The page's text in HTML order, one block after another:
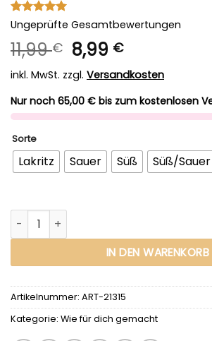
Bewertet
mit
von
5, basierend
auf
1
Kundenbewertung
Ungeprüfte Gesamtbewertungen
11,99€ Ursprünglicher
Preis
war:
11,99 €
8,99 €Aktueller
Preis
ist:
8,99 €.
inkl. MwSt. zzgl. Versandkosten
Nur noch 65,00 € bis zum kostenlosen
Sorte
Lakritz Sauer Süß Süß/Sauer
IN DEN WARENKORB
Alternative:
Artikelnummer: ART-21315
Kategorie: Wie für dich gemacht